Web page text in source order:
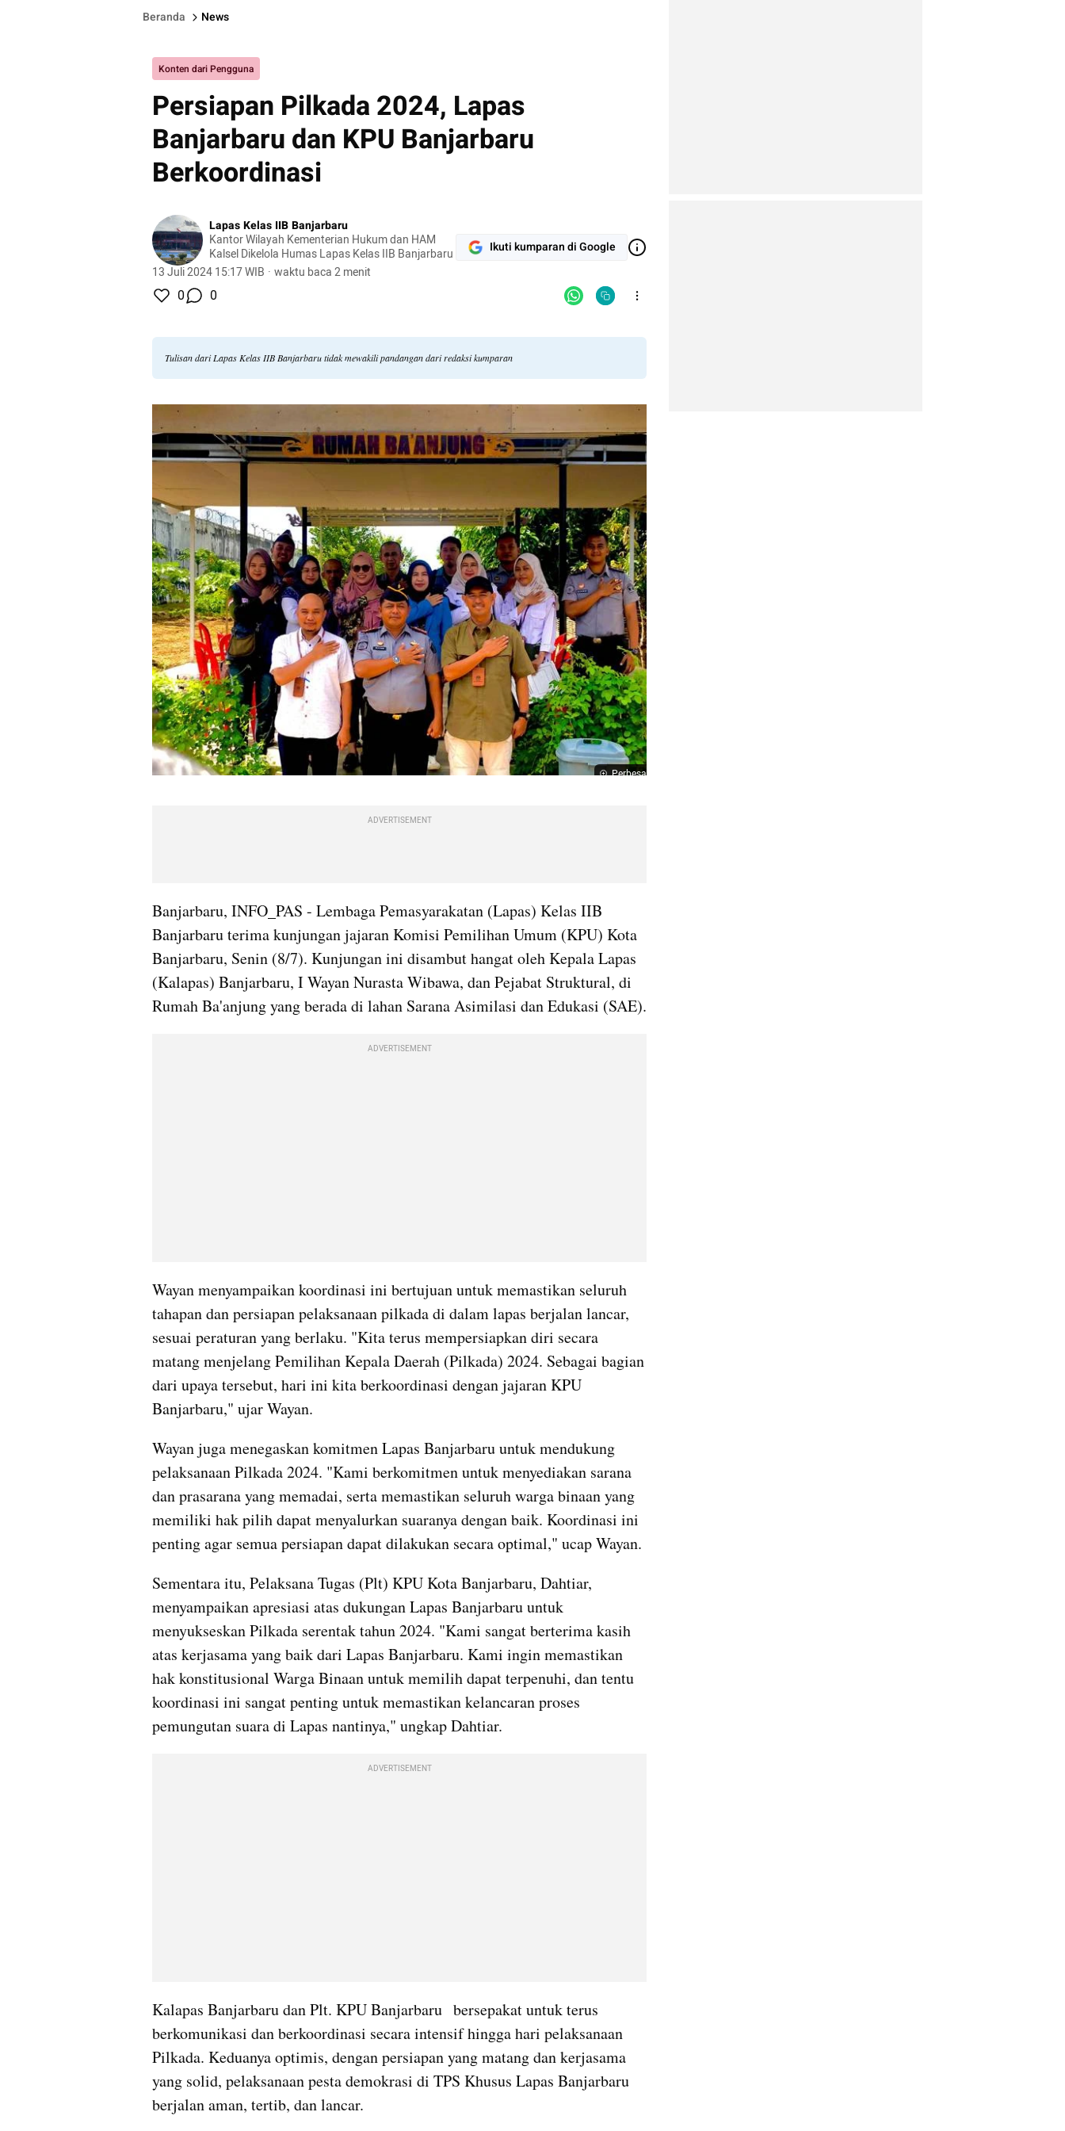
Beranda News
Konten dari Pengguna
Persiapan Pilkada 2024, Lapas
Banjarbaru dan KPU Banjarbaru
Berkoordinasi
Lapas Kelas IIB Banjarbaru
Kantor Wilayah Kementerian Hukum dan HAM
Kalsel Dikelola Humas Lapas Kelas IIB Banjarbaru
13 Juli 2024 15:17 WIB · waktu baca 2 menit
Ikuti kumparan di Google
0 0
Tulisan dari Lapas Kelas IIB Banjarbaru tidak mewakili pandangan dari redaksi kumparan
Perbesar
ADVERTISEMENT
Banjarbaru, INFO_PAS - Lembaga Pemasyarakatan (Lapas) Kelas IIB
Banjarbaru terima kunjungan jajaran Komisi Pemilihan Umum (KPU) Kota
Banjarbaru, Senin (8/7). Kunjungan ini disambut hangat oleh Kepala Lapas
(Kalapas) Banjarbaru, I Wayan Nurasta Wibawa, dan Pejabat Struktural, di
Rumah Ba'anjung yang berada di lahan Sarana Asimilasi dan Edukasi (SAE).
ADVERTISEMENT
Wayan menyampaikan koordinasi ini bertujuan untuk memastikan seluruh
tahapan dan persiapan pelaksanaan pilkada di dalam lapas berjalan lancar,
sesuai peraturan yang berlaku. "Kita terus mempersiapkan diri secara
matang menjelang Pemilihan Kepala Daerah (Pilkada) 2024. Sebagai bagian
dari upaya tersebut, hari ini kita berkoordinasi dengan jajaran KPU
Banjarbaru," ujar Wayan.
Wayan juga menegaskan komitmen Lapas Banjarbaru untuk mendukung
pelaksanaan Pilkada 2024. "Kami berkomitmen untuk menyediakan sarana
dan prasarana yang memadai, serta memastikan seluruh warga binaan yang
memiliki hak pilih dapat menyalurkan suaranya dengan baik. Koordinasi ini
penting agar semua persiapan dapat dilakukan secara optimal," ucap Wayan.
Sementara itu, Pelaksana Tugas (Plt) KPU Kota Banjarbaru, Dahtiar,
menyampaikan apresiasi atas dukungan Lapas Banjarbaru untuk
menyukseskan Pilkada serentak tahun 2024. "Kami sangat berterima kasih
atas kerjasama yang baik dari Lapas Banjarbaru. Kami ingin memastikan
hak konstitusional Warga Binaan untuk memilih dapat terpenuhi, dan tentu
koordinasi ini sangat penting untuk memastikan kelancaran proses
pemungutan suara di Lapas nantinya," ungkap Dahtiar.
ADVERTISEMENT
Kalapas Banjarbaru dan Plt. KPU Banjarbaru  bersepakat untuk terus
berkomunikasi dan berkoordinasi secara intensif hingga hari pelaksanaan
Pilkada. Keduanya optimis, dengan persiapan yang matang dan kerjasama
yang solid, pelaksanaan pesta demokrasi di TPS Khusus Lapas Banjarbaru
berjalan aman, tertib, dan lancar.